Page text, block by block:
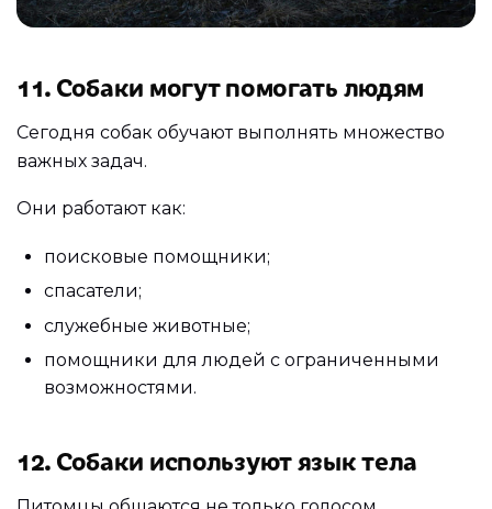
11. Собаки могут помогать людям
Сегодня собак обучают выполнять множество
важных задач.
Они работают как:
поисковые помощники;
спасатели;
служебные животные;
помощники для людей с ограниченными
возможностями.
12. Собаки используют язык тела